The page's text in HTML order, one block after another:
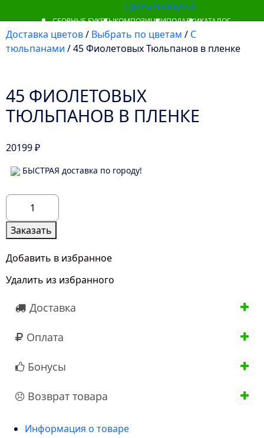
Цветы поштучно
СБОРНЫЕ БУКЕТЫКОМПОЗИЦИИПОДАРКИКАТАЛОГ
Доставка цветов/ Выбрать по цветам / С
тюльпанами / 45 Фиолетовых Тюльпанов в пленке
45 ФИОЛЕТОВЫХ
ТЮЛЬПАНОВ В ПЛЕНКЕ
20199₽
БЫСТРАЯ доставка по городу!
Количество
товара
45
Фиолетовых
Тюльпанов
пленке
Заказать
Добавить в избранное
Удалить из избранного
Доставка
Оплата
Бонусы
Возврат товара
Информация о товаре